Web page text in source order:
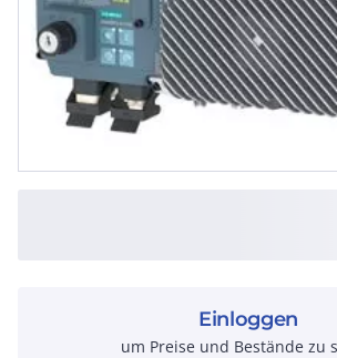
Einloggen
um Preise und Bestände zu